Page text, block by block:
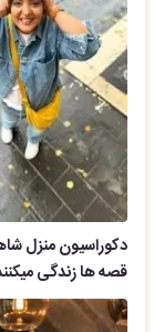
دکوراسیون منزل
قصه ها زندگی